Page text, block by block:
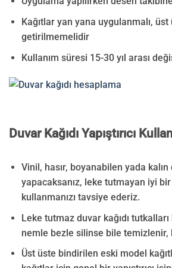
Kağıtlar yan yana uygulanmalı, üst
getirilmemelidir
Kullanım süresi 15-30 yıl arası
Duvar Kağıdı Yapıştırıcı
Vinil, hasır, boyanabilen yada kalın
yapacaksanız, leke tutmayan iyi bir
kullanmanızı tavsiye ederiz.
Leke tutmaz duvar kağıdı
nemle bezle silinse bile temizlenir,
Üst üste bindirilen eski model